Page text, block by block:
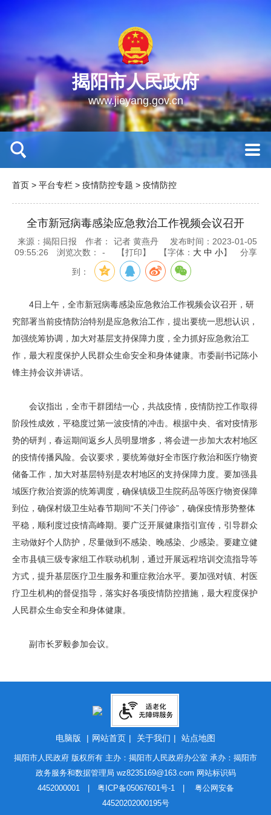
揭阳市人民政府
www.jieyang.gov.cn
首页 > 平台专栏 > 疫情防控专题 > 疫情防控
全市新冠病毒感染应急救治工作视频会议召开
来源：揭阳日报 作者： 记者 黄燕丹
发布时间：2023-01-05
09:55:26
浏览次数： - 【打印】 【字体： 大 中 小】 分享
到：
4日上午，全市新冠病毒感染应急救治工作视频会议召开，研
究部署当前疫情防治特别是应急救治工作，提出要统一思想认识，
加强统筹协调，加大对基层支持保障力度，全力抓好应急救治工
作，最大程度保护人民群众生命安全和身体健康。市委副书记陈小
锋主持会议并讲话。
会议指出，全市干群团结一心，共战疫情，疫情防控工作取得
阶段性成效，平稳度过第一波疫情的冲击。根据中央、省对疫情形
势的研判，春运期间返乡人员明显增多，将会进一步加大农村地区
的疫情传播风险。会议要求，要统筹做好全市医疗救治和医疗物资
储备工作，加大对基层特别是农村地区的支持保障力度。要加强县
域医疗救治资源的统筹调度，确保镇级卫生院药品等医疗物资保障
到位，确保村级卫生站春节期间“不关门停诊”，确保疫情形势整体
平稳，顺利度过疫情高峰期。要广泛开展健康指引宣传，引导群众
主动做好个人防护，尽量做到不感染、晚感染、少感染。要建立健
全市县镇三级专家组工作联动机制，通过开展远程培训交流指导等
方式，提升基层医疗卫生服务和重症救治水平。要加强对镇、村医
疗卫生机构的督促指导，落实好各项疫情防控措施，最大程度保护
人民群众生命安全和身体健康。
副市长罗毅参加会议。
电脑版 | 网站首页 | 关于我们 | 站点地图
揭阳市人民政府 版权所有 主办：揭阳市人民政府办公室 承办：揭阳市
政务服务和数据管理局 wz8235169@163.com 网站标识码
4452000001 | 粤ICP备05067601号-1| 粤公网安备
44520202000195号